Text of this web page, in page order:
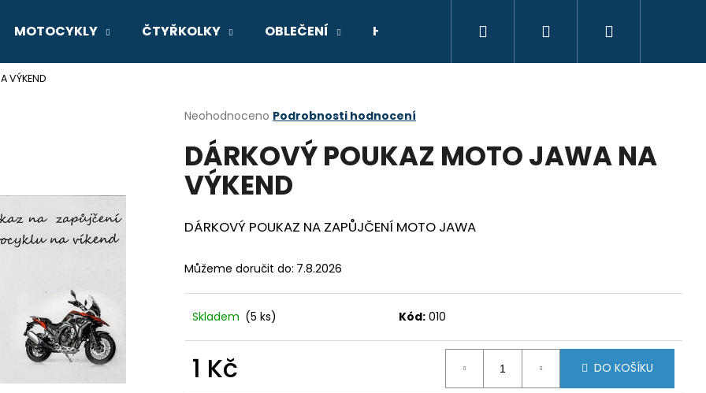
MOTOCYKLY ČTYŘKOLKY OBLEČENÍ HELMY NÁHRADNÍ DÍLY DÁRKOVÝ
Přihlášení
VÝKEND
Průměrné
produktu
je
0,0
z
hvězdiček.
Neohodnoceno Podrobnosti hodnocení
DÁRKOVÝ POUKAZ MOTO JAWA NA
VÝKEND
DÁRKOVÝ POUKAZ NA ZAPŮJČENÍ MOTO JAWA
Můžeme doručit do: 7.8.2026
Skladem (5 ks) Kód: 010
1 Kč DO KOŠÍKU
Co potřebujete najít?
HLEDAT
Doporučujeme
GSX-8R
199 900 Kč
V-STROM 800DE